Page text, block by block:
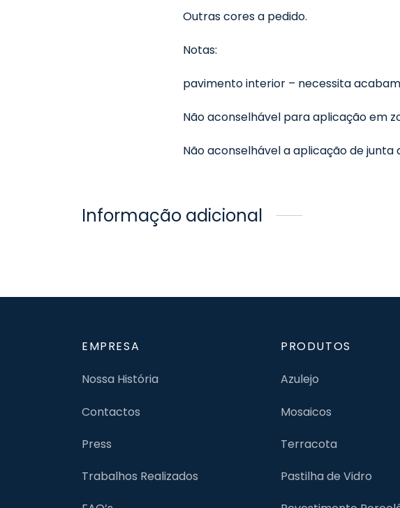
Outras cores a pedido.
Notas:
pavimento interior – necessita
Não aconselhável para aplicação em
Não aconselhável a aplicação de junta
Informação adicional
EMPRESA
Nossa História
Contactos
Press
Trabalhos Realizados
PRODUTOS
Azulejo
Mosaicos
Terracota
Pastilha de Vidro